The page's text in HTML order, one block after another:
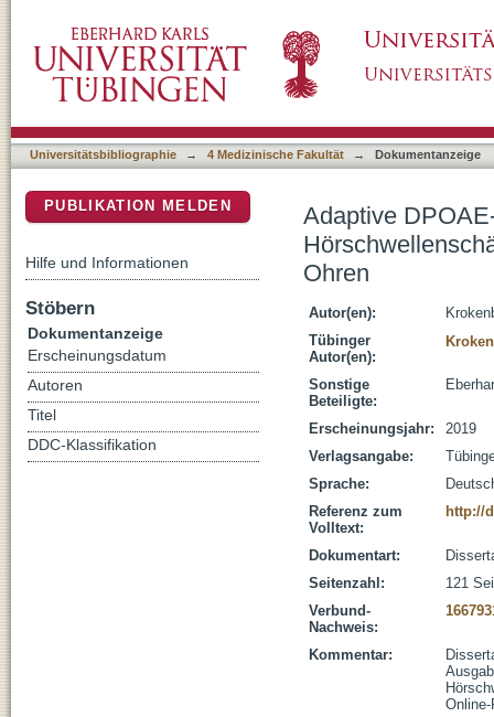
normalhörenden und hörgeschädigten Ohren
Universitätsbibliographie → 4 Medizinische Fakultät → Dokumentanzeige
Adaptive
Ohren
Autor(en):
Tübinger
Autor(en):
Sonstige
Beteiligte:
Erscheinungsjahr:
2019
Verlagsangabe:
Sprache:
Referenz zum
Volltext:
http://
Dokumentart:
Seitenzahl:
121
Verbund-
Nachweis:
Kommentar:
PUBLIKATION MELDEN
Hilfe und Informationen
Stöbern
Dokumentanzeige
Erscheinungsdatum
Autoren
Titel
DDC-Klassifikation